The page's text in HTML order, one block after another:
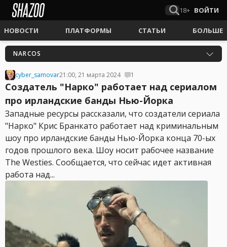
18+ ВОЙТИ
НОВОСТИ ПЛАТФОРМЫ СТАТЬИ БОЛЬШЕ
NARCOS
cyber_samovar21:00, 21 марта 2024 1
Создатель "Нарко" работает над сериалом
про ирландские банды Нью-Йорка
Западные ресурсы рассказали, что создатели сериала
"Нарко" Крис Бранкато работает над криминальным
шоу про ирландские банды Нью-Йорка конца 70-ых
годов прошлого века. Шоу носит рабочее название
The Westies. Сообщается, что сейчас идет активная
работа над...